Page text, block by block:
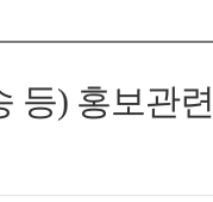
등) 홍보관